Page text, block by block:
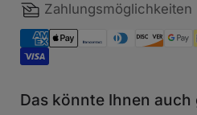
Zahlungsmöglichkeiten
Das könnte Ihnen auch